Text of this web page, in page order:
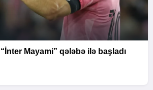
Mayami” qələbə ilə başladı